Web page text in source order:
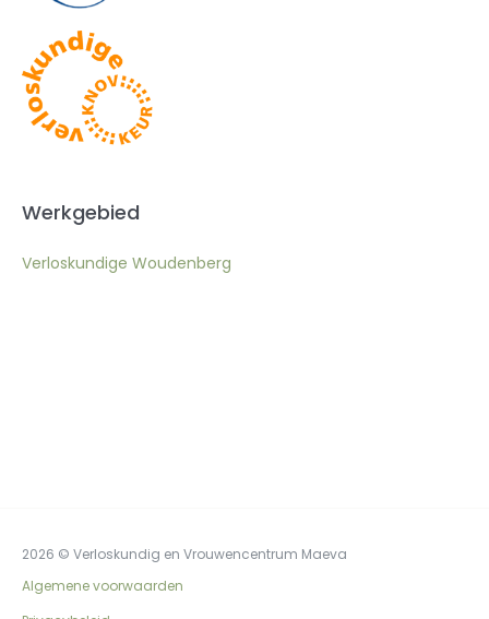
Werkgebied
Verloskundige Woudenberg
2026 © Verloskundig en Vrouwencentrum Maeva
Algemene voorwaarden